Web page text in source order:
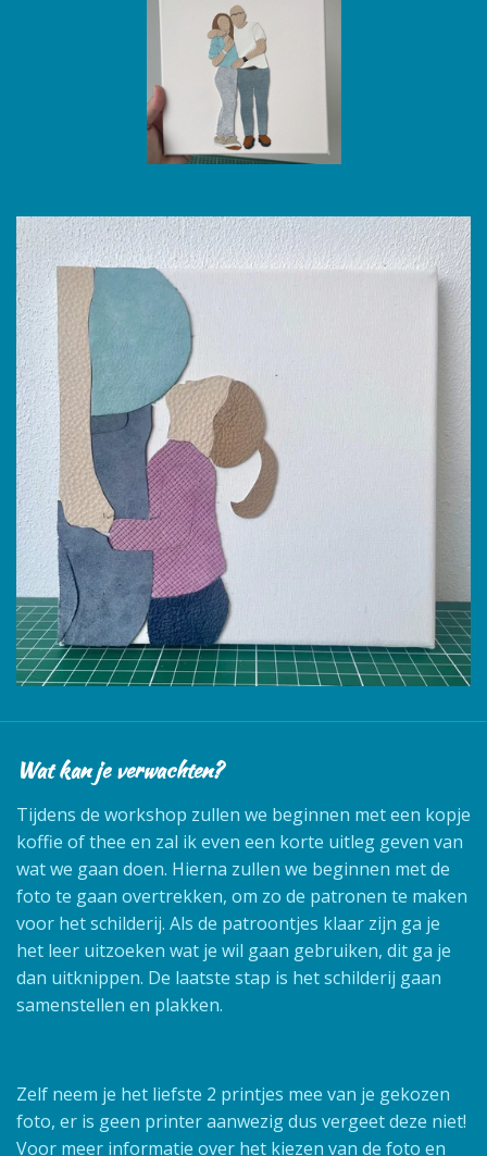
Wat kan je verwachten?
Tijdens de workshop zullen we beginnen met een kopje
koffie of thee en zal ik even een korte uitleg geven van
wat we gaan doen. Hierna zullen we beginnen met de
foto te gaan overtrekken, om zo de patronen te maken
voor het schilderij. Als de patroontjes klaar zijn ga je
het leer uitzoeken wat je wil gaan gebruiken, dit ga je
dan uitknippen. De laatste stap is het schilderij gaan
samenstellen en plakken.
Zelf neem je het liefste 2 printjes mee van je gekozen
foto, er is geen printer aanwezig dus vergeet deze niet!
Voor meer informatie over het kiezen van de foto en